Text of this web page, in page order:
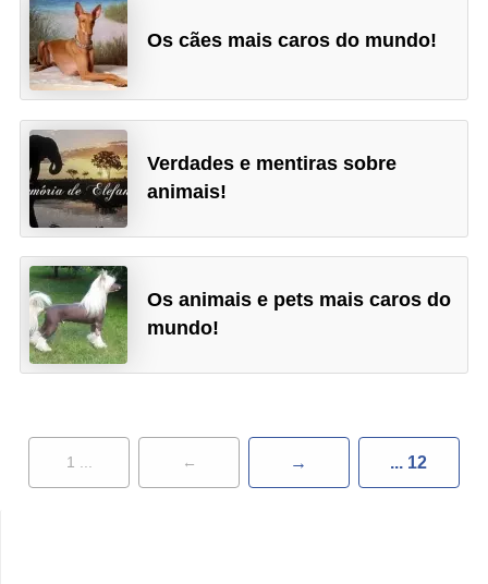
Os cães mais caros do mundo!
Verdades e mentiras sobre
animais!
Os animais e pets mais caros do
mundo!
1 ... ← → ... 12